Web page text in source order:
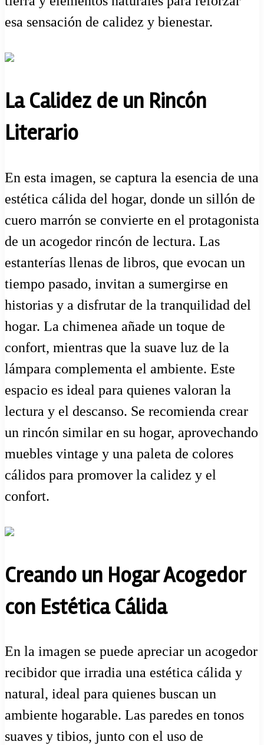
esa sensación de calidez y bienestar.
La Calidez de un Rincón
Literario
En esta imagen, se captura la esencia de una
estética cálida del hogar, donde un sillón de
cuero marrón se convierte en el protagonista
de un acogedor rincón de lectura. Las
estanterías llenas de libros, que evocan un
tiempo pasado, invitan a sumergirse en
historias y a disfrutar de la tranquilidad del
hogar. La chimenea añade un toque de
confort, mientras que la suave luz de la
lámpara complementa el ambiente. Este
espacio es ideal para quienes valoran la
lectura y el descanso. Se recomienda crear
un rincón similar en su hogar, aprovechando
muebles vintage y una paleta de colores
cálidos para promover la calidez y el
confort.
Creando un Hogar Acogedor
con Estética Cálida
En la imagen se puede apreciar un acogedor
recibidor que irradia una estética cálida y
natural, ideal para quienes buscan un
ambiente hogarable. Las paredes en tonos
suaves y tibios, junto con el uso de